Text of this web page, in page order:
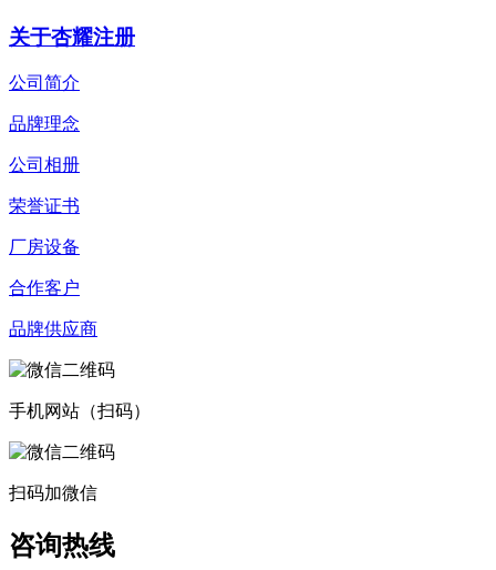
关于杏耀注册
公司简介
品牌理念
公司相册
荣誉证书
厂房设备
合作客户
品牌供应商
手机网站（扫码）
扫码加微信
咨询热线